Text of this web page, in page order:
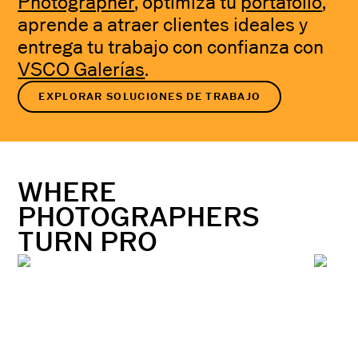
aprende a atraer clientes ideales y
entrega tu trabajo con confianza con
VSCO Galerías.
EXPLORAR SOLUCIONES DE TRABAJO
WHERE
PHOTOGRAPHERS
TURN PRO